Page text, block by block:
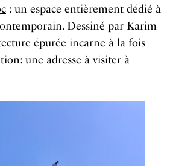
: un espace entièrement dédié à
Dessiné par Karim
épurée incarne à la fois
une adresse à visiter à